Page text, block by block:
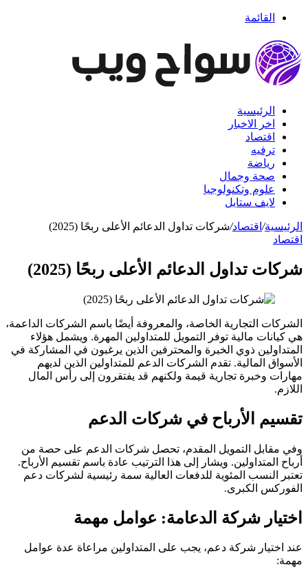
القائمة
الرئيسية
اخر الاخبار
اقتصاد
ترفيه
رياضة
صحة وجمال
علوم وتكنولوجيا
لايف ستايل
الرئيسية/ اقتصاد/شركات تداول الدعائم الأعلى ربحًا (2025)
اقتصاد
شركات تداول الدعائم الأعلى ربحًا (2025)
الشركات التجارية الخاصة، والمعروفة أيضًا باسم الشركات الداعمة،
هي كيانات مالية توفر التمويل للمتداولين المهرة. ويشمل هؤلاء
المتداولين ذوي الخبرة والمحترفين الذين يرغبون في المشاركة في
الأسواق المالية. تقدم الشركات الدعم للمتداولين الذين لديهم
مهارات وخبرة تجارية قيمة ولكنهم قد يفتقرون إلى رأس المال
اللازم.
تقسيم الأرباح في شركات الدعم
وفي مقابل التمويل المقدم، تحصل شركات الدعم على حصة من
أرباح المتداولين. ويشار إلى هذا الترتيب عادة باسم تقسيم الأرباح.
تعتبر النسب المئوية للدفعات العالية سمة رئيسية لشركات دعم
الفوركس الكبرى.
اختيار شركة الدعامة: عوامل مهمة
عند اختيار شركة دعم، يجب على المتداولين مراعاة عدة عوامل
مهمة: